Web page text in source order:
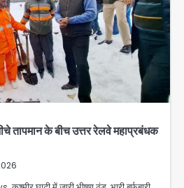
तापमान के बीच उत्तर रेलवे महाप्रबंधक
JHJ
शक्ति-वी अभ्यास में मॉक आॅपरेशन
JHJ
का फर्जी कर्मचारी बनकर 3 लाख
अब पहुंचा सलाखों के पीछे
JHJ